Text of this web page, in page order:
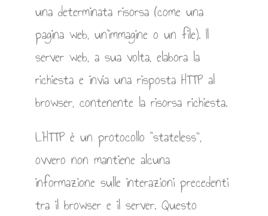
una determinata risorsa (come una
pagina web, un’immagine o un file). Il
server web, a sua volta, elabora la
richiesta e invia una risposta HTTP al
browser, contenente la risorsa richiesta.
L’HTTP è un protocollo “stateless”,
ovvero non mantiene alcuna
informazione sulle interazioni precedenti
tra il browser e il server. Questo